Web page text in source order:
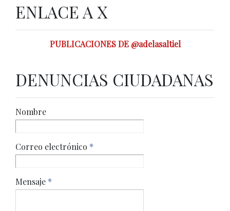
ENLACE A X
PUBLICACIONES DE @adelasaltiel
DENUNCIAS CIUDADANAS
Nombre
Correo electrónico *
Mensaje *